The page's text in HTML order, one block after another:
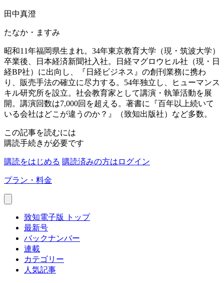
田中真澄
たなか・ますみ
昭和11年福岡県生まれ。34年東京教育大学（現・筑波大学）
卒業後、日本経済新聞社入社。日経マグロウヒル社（現・日
経BP社）に出向し、『日経ビジネス』の創刊業務に携わ
り、販売手法の確立に尽力する。54年独立し、ヒューマンス
キル研究所を設立。社会教育家として講演・執筆活動を展
開。講演回数は7,000回を超える。著書に『百年以上続いて
いる会社はどこが違うのか？』（致知出版社）など多数。
この記事を読むには
購読手続きが必要です
購読をはじめる 購読済みの方はログイン
プラン・料金
致知電子版 トップ
最新号
バックナンバー
連載
カテゴリー
人気記事